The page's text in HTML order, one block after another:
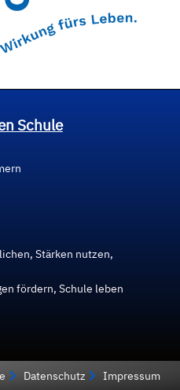
Schule
Stärken nutzen,
fördern, Schule leben
Datenschutz Impressum